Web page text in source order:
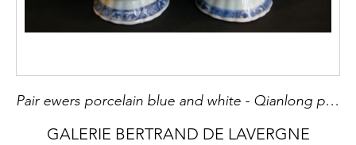
Pair ewers porcelain blue and white - Qianlong period
GALERIE BERTRAND DE LAVERGNE